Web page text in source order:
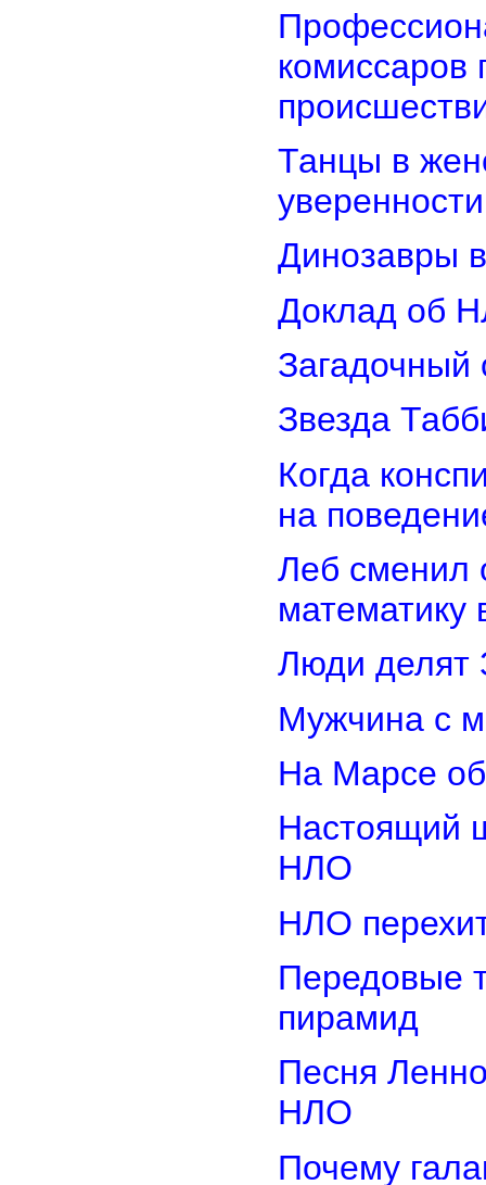
комиссаров
Танцы в
Динозавры
Доклад об
Загадочный
Звезда
Когда
на
Леб сменил
математику
Люди делят
Мужчина с
На Марсе
Настоящий
НЛО
НЛО
Передовые
пирамид
Песня
НЛО
Почему